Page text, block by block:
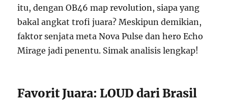
itu, dengan OB46 map revolution, siapa yang
bakal angkat trofi juara? Meskipun demikian,
faktor senjata meta Nova Pulse dan hero Echo
Mirage jadi penentu. Simak analisis lengkap!
Favorit Juara: LOUD dari Brasil